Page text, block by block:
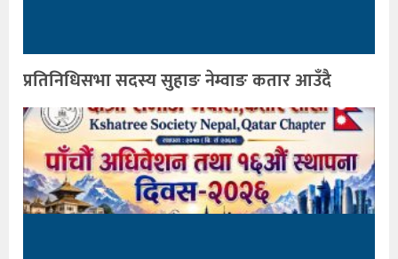
प्रतिनिधिसभा सदस्य सुहाङ नेम्वाङ कतार आउँदै